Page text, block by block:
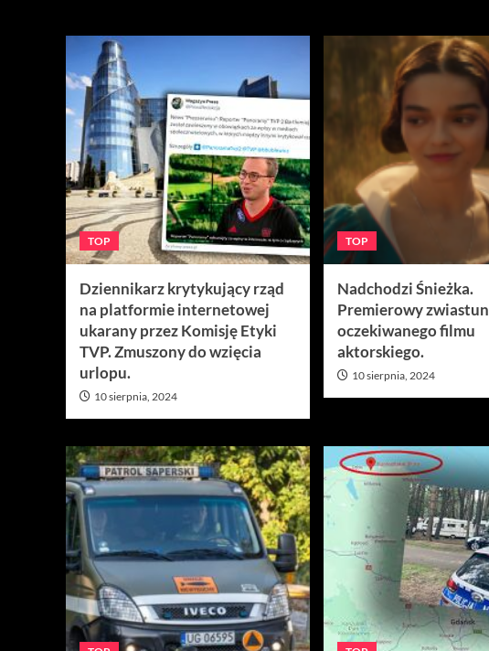
TOP
Dziennikarz krytykujący rząd
na platformie internetowej
ukarany przez Komisję Etyki
TVP. Zmuszony do wzięcia
urlopu.
10 sierpnia, 2024
TOP
Nadchodzi Śnieżka.
Premierowy zwiastun
oczekiwanego filmu
aktorskiego.
10 sierpnia, 2024